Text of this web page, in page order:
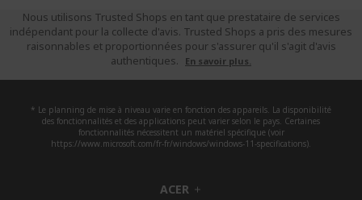
Nous utilisons Trusted Shops en tant que prestataire de services
indépendant pour la collecte d'avis. Trusted Shops a pris des mesures
raisonnables et proportionnées pour s'assurer qu'il s'agit d'avis
authentiques.
En savoir plus.
* Le planning de mise à niveau varie en fonction des appareils. La disponibilité
des fonctionnalités et des applications peut varier selon le pays. Certaines
fonctionnalités nécessitent un matériel spécifique (voir
https://www.microsoft.com/fr-fr/windows/windows-11-specifications).
ACER h